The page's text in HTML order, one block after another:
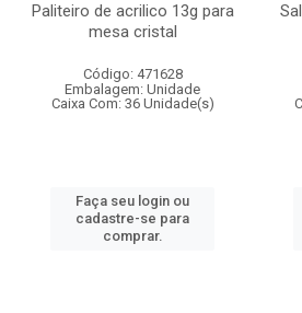
Paliteiro de acrilico 13g para
mesa cristal
Código: 471628
Embalagem: Unidade
Caixa Com: 36 Unidade(s)
Faça seu login ou
cadastre-se para
comprar.